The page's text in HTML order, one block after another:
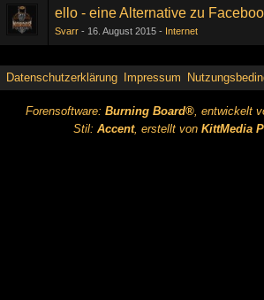
ello - eine Alternative zu
Svarr 16. August 2015 Internet
Datenschutzerklärung Impressum
Forensoftware: Burning Board®, entwickelt
Stil: Accent, erstellt von KittMedia